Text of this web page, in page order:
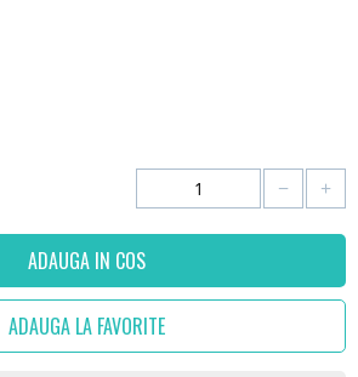
+
−
ADAUGA IN COS
ADAUGA LA FAVORITE